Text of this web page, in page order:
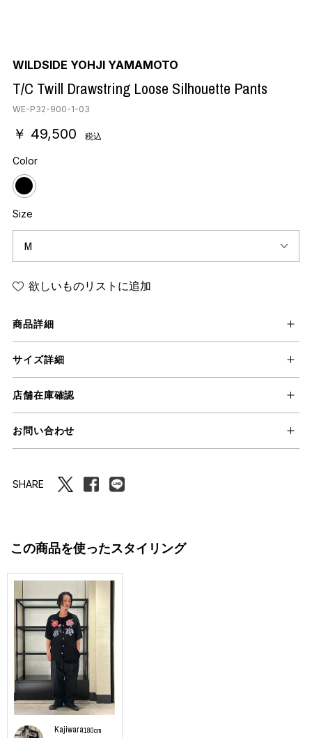
WILDSIDE YOHJI YAMAMOTO
T/C Twill Drawstring Loose Silhouette Pants
WE-P32-900-1-03
￥ 49,500 税込
Color
Size
欲しいものリストに追加
商品詳細
サイズ詳細
店舗在庫確認
お問い合わせ
SHARE
この商品を使ったスタイリング
Kajiwara180cm